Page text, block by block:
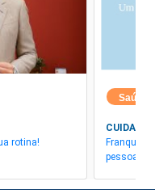
rotina!
Saúde,
CUIDARE
Franquia
pessoas